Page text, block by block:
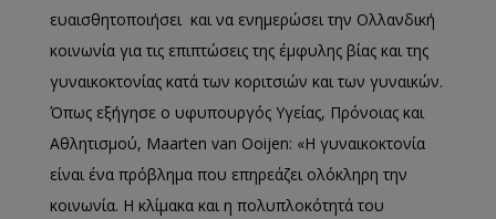
ευαισθητοποιήσει και να ενημερώσει την Ολλανδική
κοινωνία για τις επιπτώσεις της έμφυλης βίας και της
γυναικοκτονίας κατά των κοριτσιών και των γυναικών.
Όπως εξήγησε ο υφυπουργός Υγείας, Πρόνοιας και
Αθλητισμού, Maarten van Ooijen: «Η γυναικοκτονία
είναι ένα πρόβλημα που επηρεάζει ολόκληρη την
κοινωνία. Η κλίμακα και η πολυπλοκότητά του